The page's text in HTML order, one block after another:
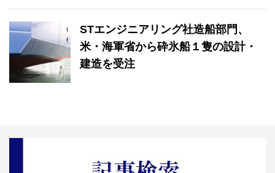
STエンジニアリング社造船部門、
米・海軍省から砕氷船１隻の設計・
建造を受注